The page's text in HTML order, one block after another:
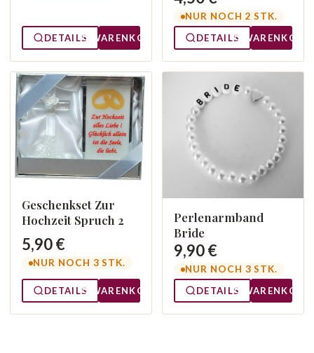
DETAILS WARENKORB
NUR NOCH 2 STK.
DETAILS
WARENKORB
Geschenkset Zur
Hochzeit Spruch 2
5,90 €
NUR NOCH 3 STK.
DETAILS WARENKORB
Perlenarmband
Bride
9,90 €
NUR NOCH 3 STK.
DETAILS
WARENKORB